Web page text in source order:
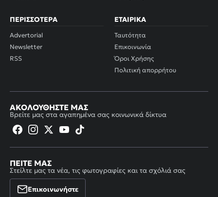
ΠΕΡΙΣΣΌΤΕΡΑ
Advertorial
Newsletter
RSS
ΕΤΑΙΡΙΚΆ
Ταυτότητα
Επικοινωνία
Όροι Χρήσης
Πολιτική απορρήτου
ΑΚΟΛΟΥΘΉΣΤΕ ΜΑΣ
Βρείτε μας στα αγαπημένα σας κοινωνικά δίκτυα
ΠΕΊΤΕ ΜΑΣ
Στείλτε μας τα νέα, τις φωτογραφίες και τα σχόλιά σας
Επικοινωνήστε